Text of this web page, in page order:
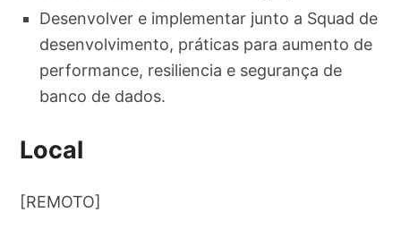
Desenvolver e implementar junto a Squad de
desenvolvimento, práticas para aumento de
performance, resiliencia e segurança de
banco de dados.
Local
[REMOTO]